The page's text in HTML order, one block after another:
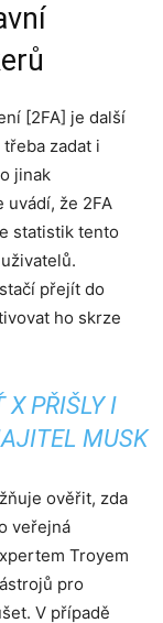
[2FA] je další
zadat i
jinak
uvádí, že 2FA
statistik tento
přejít do
ho skrze
PŘIŠLY I
MUSK
ověřit, zda
veřejná
Troyem
pro
V případě